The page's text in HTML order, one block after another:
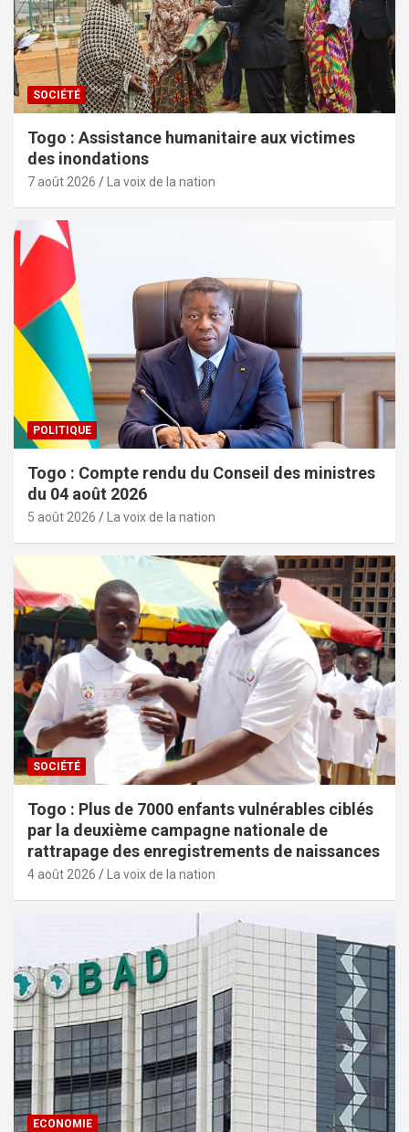
SOCIÉTÉ
Togo : Assistance humanitaire aux victimes
des inondations
7 août 2026 La voix de la nation
POLITIQUE
Togo : Compte rendu du Conseil des ministres
du 04 août 2026
5 août 2026 La voix de la nation
SOCIÉTÉ
Togo : Plus de 7000 enfants vulnérables ciblés
par la deuxième campagne nationale de
rattrapage des enregistrements de naissances
4 août 2026 La voix de la nation
ECONOMIE